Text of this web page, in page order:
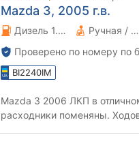
Mazda 3, 2005 г.в.
Дизель 1.6 л. Ручная / Механика
Проверено по номеру по
BI2240IM
Mazda 3 2006 ЛКП в
расходники поменяны.